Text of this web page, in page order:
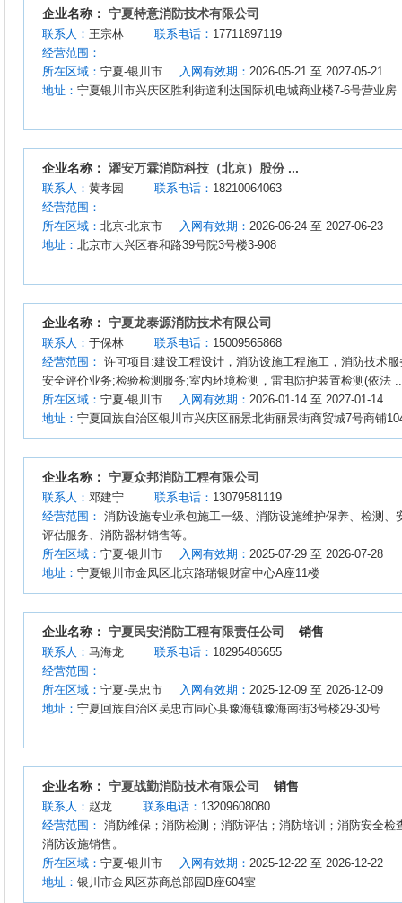
企业名称： 宁夏特意消防技术有限公司
联系人： 王宗林 联系电话： 17711897119
经营范围：
所在区域： 宁夏-银川市 入网有效期： 2026-05-21 至 2027-05-21
地址： 宁夏银川市兴庆区胜利街道利达国际机电城商业楼7-6号营业房
企业名称： 濯安万霖消防科技（北京）股份 ...
联系人： 黄孝园 联系电话： 18210064063
经营范围：
所在区域： 北京-北京市 入网有效期： 2026-06-24 至 2027-06-23
地址： 北京市大兴区春和路39号院3号楼3-908
企业名称： 宁夏龙泰源消防技术有限公司
联系人： 于保林 联系电话： 15009565868
经营范围：
许可项目:建设工程设计，消防设施工程施工，消防技术服
安全评价业务;检验检测服务;室内环境检测，雷电防护装置检测(依法
所在区域： 宁夏-银川市 入网有效期： 2026-01-14 至 2027-01-14
地址： 宁夏回族自治区银川市兴庆区丽景北街丽景街商贸城7号商铺
企业名称： 宁夏众邦消防工程有限公司
联系人： 邓建宁 联系电话： 13079581119
经营范围：
消防设施专业承包施工一级、消防设施维护保养、检测、
评估服务、消防器材销售等。
所在区域： 宁夏-银川市 入网有效期： 2025-07-29 至 2026-07-28
地址： 宁夏银川市金凤区北京路瑞银财富中心A座11楼
企业名称： 宁夏民安消防工程有限责任公司 销售
联系人： 马海龙 联系电话： 18295486655
经营范围：
所在区域： 宁夏-吴忠市 入网有效期： 2025-12-09 至 2026-12-09
地址： 宁夏回族自治区吴忠市同心县豫海镇豫海南街3号楼29-30号
企业名称： 宁夏战勤消防技术有限公司 销售
联系人： 赵龙 联系电话： 13209608080
经营范围：
消防维保；消防检测；消防评估；消防培训；消防安全检
消防设施销售。
所在区域： 宁夏-银川市 入网有效期： 2025-12-22 至 2026-12-22
地址： 银川市金凤区苏商总部园B座604室